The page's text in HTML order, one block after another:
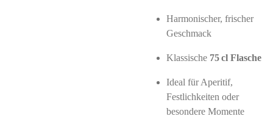
Harmonischer, frischer
Geschmack
Klassische 75 cl Flasche
Ideal für Aperitif,
Festlichkeiten oder
besondere Momente